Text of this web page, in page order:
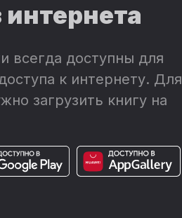
всегда доступны для
к интернету. Для
загрузить книгу на